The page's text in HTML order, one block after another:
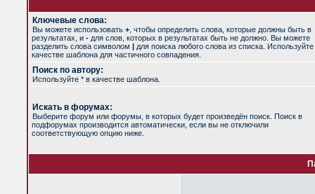
Ключевые слова:
Вы можете использовать + , чтобы определить слова, которые должны быть в
результатах, и - для слов, которых в результатах быть не должно. Вы можете
разделить слова символом | для поиска любого слова из списка. Используйте
качестве шаблона для частичного совпадения.
Поиск по автору:
Используйте * в качестве шаблона.
Искать в форумах:
Выберите форум или форумы, в которых будет произведён поиск. Поиск в
подфорумах производится автоматически, если вы не отключили
соответствующую опцию ниже.